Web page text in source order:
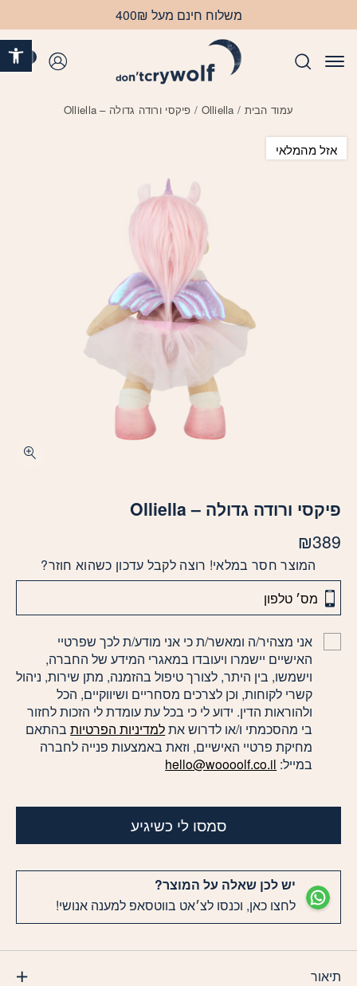
משלוח חינם מעל 400₪
עמוד הבית /
Olliella / פיקסי ורודה גדולה – Olliella
פיקסי ורודה גדולה – Olliella
₪389
המוצר חסר במלאי! רוצה לקבל עדכון כשהוא חוזר?
אני מצהיר/ה ומאשר/ת כי אני מודע/ת לכך שפרטיי
האישיים יישמרו ויעובדו במאגרי המידע של החברה,
וישמשו, בין היתר, לצורך טיפול בהזמנה, מתן שירות, ניהול
קשרי לקוחות, וכן לצרכים מסחריים ושיווקיים, הכל
ולהוראות הדין. ידוע לי כי בכל עת עומדת לי הזכות לחזור
בי מהסכמתי ו/או לדרוש אתלמדיניות הפרטיותבהתאם
מחיקת פרטיי האישיים, וזאת באמצעות פנייה לחברה
במייל: hello@woooolf.co.il
סמסו לי כשיגיע
יש לכן שאלה על המוצר?
לחצו כאן, וכנסו לצ׳אט בווטסאפ למענה אנושי!
תיאור
אזל מהמלאי